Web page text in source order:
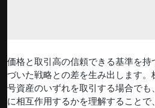
価格と取引高の信頼できる基準を
づいた戦略との差を生み出します
号資産のいずれを取引する場合でも
に相互作用するかを理解すること